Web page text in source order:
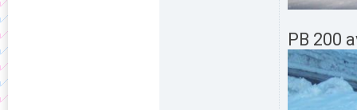
PB 200